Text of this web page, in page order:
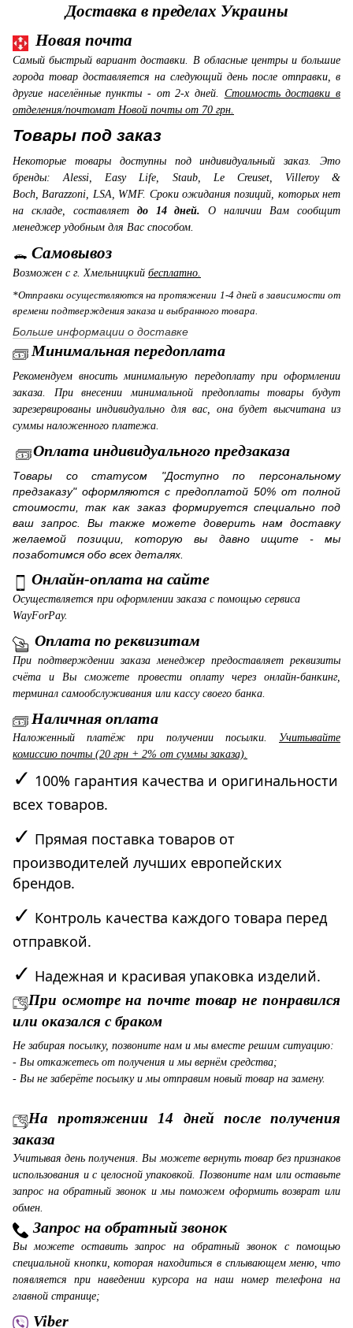
Доставка в пределах Украины
Новая почта
Самый быстрый вариант доставки. В обласные центры и большие
города товар доставляется на следующий день после отправки, в
другие населённые пункты - от 2-х дней. Стоимость доставки в
отделения/почтомат Новой почты от 70 грн.
Товары под заказ
Некоторые товары доступны под индивидуальный заказ. Это
бренды: Alessi, Easy Life, Staub, Le Creuset, Villeroy &
Boch, Barazzoni, LSA, WMF. Сроки ожидания позиций, которых нет
на складе, составляетдо 14 дней. О наличии Вам сообщит
менеджер удобным для Вас способом.
Самовывоз
Возможен с г. Хмельницкий бесплатно.
*Отправки осуществляются на протяжении 1-4 дней в зависимости от
времени подтверждения заказа и выбранного товара.
Больше информации о доставке
Минимальная передоплата
Рекомендуем вносить минимальную передоплату при оформлении
заказа. При внесении минимальной предоплаты товары будут
зарезервированы индивидуально для вас, она будет высчитана из
суммы наложенного платежа.
Оплата индивидуального предзаказа
Товары со статусом "Доступно по персональному
предзаказу" оформляются с предоплатой 50% от полной
стоимости, так как заказ формируется специально под
ваш запрос. Вы также можете доверить нам доставку
желаемой позиции, которую вы давно ищите - мы
позаботимся обо всех деталях.
Онлайн-оплата на сайте
Осуществляется при оформлении заказа с помощью сервиса
WayForPay.
Оплата по реквизитам
При подтверждении заказа менеджер предоставляет реквизиты
счёта и Вы сможете провести оплату через онлайн-банкинг,
терминал самообслуживания или кассу своего банка.
Наличная оплата
Наложенный платёж при получении посылки. Учитывайте
комиссию почты (20 грн + 2% от суммы заказа).
✓ 100% гарантия качества и оригинальности
всех товаров.
✓ Прямая поставка товаров от
производителей лучших европейских
брендов.
✓ Контроль качества каждого товара перед
отправкой.
✓ Надежная и красивая упаковка изделий.
При осмотре на почте товар не понравился
или оказался с браком
Не забирая посылку, позвоните нам и мы вместе решим ситуацию:
- Вы откажетесь от получения и мы вернём средства;
- Вы не заберёте посылку и мы отправим новый товар на замену.
На протяжении 14 дней после получения
заказа
Учитывая день получения. Вы можете вернуть товар без признаков
использования и с целосной упаковкой. Позвоните нам или оставьте
запрос на обратный звонок и мы поможем оформить возврат или
обмен.
Запрос на обратный звонок
Вы можете оставить запрос на обратный звонок с помощью
специальной кнопки, которая находиться в сплывающем меню, что
появляется при наведении курсора на наш номер телефона на
главной странице;
Viber